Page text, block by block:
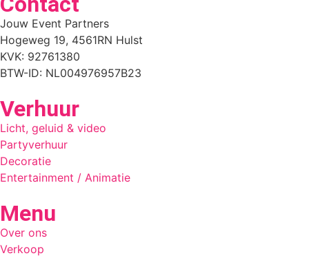
Jouw Event Partners
Hogeweg 19, 4561RN Hulst
KVK: 92761380
BTW-ID: NL004976957B23
Verhuur
Licht, geluid & video
Partyverhuur
Decoratie
Entertainment / Animatie
Menu
Over ons
Verkoop